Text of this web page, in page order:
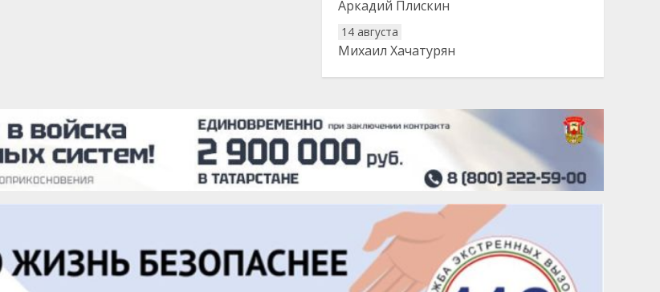
Аркадий Плискин
14 августа
Михаил Хачатурян
20 августа
22 августа
Евгений Ефимов
25 августа
Сэсэгма Бубеева
28 августа
Чингиз Мустафаев
29 августа
Надежда Рослова